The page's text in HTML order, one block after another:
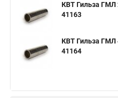
КВТ Гильза ГМЛ
41163
КВТ Гильза ГМЛ
41164